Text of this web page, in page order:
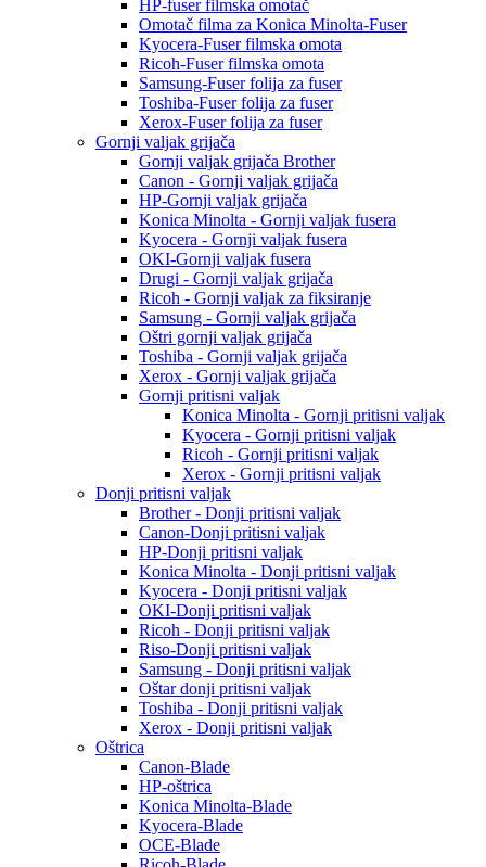
HP-fuser filmska omotač
Omotač filma za Konica Minolta-Fuser
Kyocera-Fuser filmska omota
Ricoh-Fuser filmska omota
Samsung-Fuser folija za fuser
Toshiba-Fuser folija za fuser
Xerox-Fuser folija za fuser
Gornji valjak grijača
Gornji valjak grijača Brother
Canon - Gornji valjak grijača
HP-Gornji valjak grijača
Konica Minolta - Gornji valjak fusera
Kyocera - Gornji valjak fusera
OKI-Gornji valjak fusera
Drugi - Gornji valjak grijača
Ricoh - Gornji valjak za fiksiranje
Samsung - Gornji valjak grijača
Oštri gornji valjak grijača
Toshiba - Gornji valjak grijača
Xerox - Gornji valjak grijača
Gornji pritisni valjak
Konica Minolta - Gornji pritisni valjak
Kyocera - Gornji pritisni valjak
Ricoh - Gornji pritisni valjak
Xerox - Gornji pritisni valjak
Donji pritisni valjak
Brother - Donji pritisni valjak
Canon-Donji pritisni valjak
HP-Donji pritisni valjak
Konica Minolta - Donji pritisni valjak
Kyocera - Donji pritisni valjak
OKI-Donji pritisni valjak
Ricoh - Donji pritisni valjak
Riso-Donji pritisni valjak
Samsung - Donji pritisni valjak
Oštar donji pritisni valjak
Toshiba - Donji pritisni valjak
Xerox - Donji pritisni valjak
Oštrica
Canon-Blade
HP-oštrica
Konica Minolta-Blade
Kyocera-Blade
OCE-Blade